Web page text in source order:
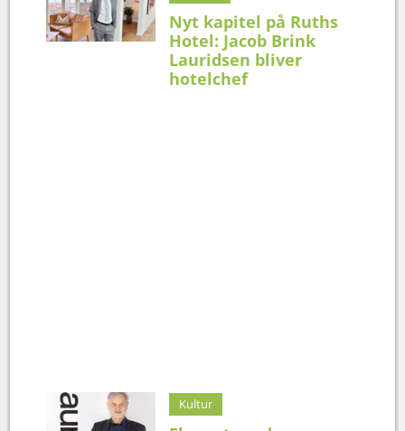
Nyt kapitel på Ruths
Hotel: Jacob Brink
Lauridsen bliver
hotelchef
Kultur